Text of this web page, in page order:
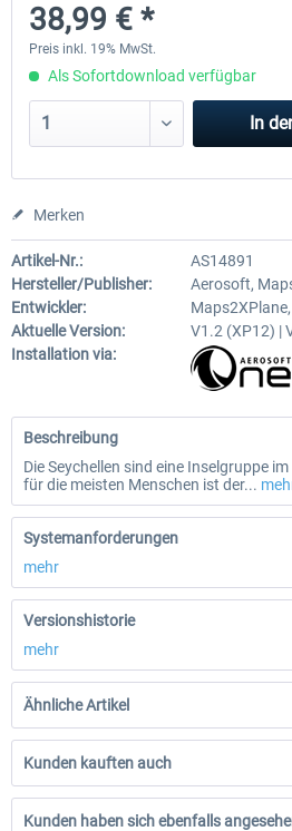
44,58 € *
38,99 € *
Preis inkl. 19% MwSt.
Als Sofortdownload verfügbar
In
Merken
Artikel-Nr.:
AS14891
Hersteller/Publisher:
Aerosoft,
Entwickler:
Aktuelle Version:
V1.2 (XP12) |
Installation via:
Beschreibung
Die Seychellen sind eine Inselgruppe
für die meisten Menschen ist der...
Systemanforderungen
mehr
Versionshistorie
mehr
Ähnliche Artikel
Kunden kauften auch
Kunden haben sich ebenfalls